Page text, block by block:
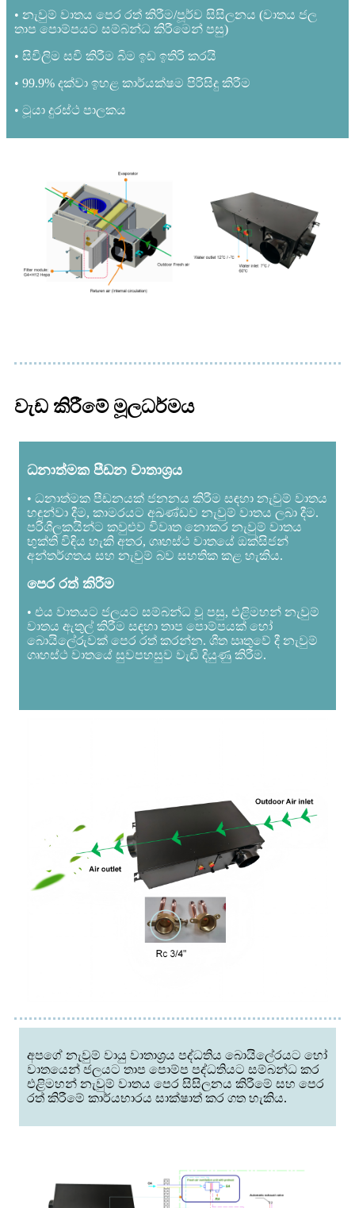
• නැවුම් වාතය පෙර රත් කිරීම/පූර්ව සිසිලනය (වාතය ජල
තාප පොම්පයට සම්බන්ධ කිරීමෙන් පසු)
• සිවිලිම සවි කිරීම බිම ඉඩ ඉතිරි කරයි
• 99.9% දක්වා ඉහළ කාර්යක්ෂම පිරිසිදු කිරීම
• ටූයා දුරස්ථ පාලකය
වැඩ කිරීමේ මූලධර්මය
ධනාත්මක පීඩන වාතාශ්‍රය
• ධනාත්මක පීඩනයක් ජනනය කිරීම සඳහා නැවුම් වාතය
හඳුන්වා දීම, කාමරයට අඛණ්ඩව නැවුම් වාතය ලබා දීම.
පරිශීලකයින්ට කවුළුව විවෘත නොකර නැවුම් වාතය
භුක්ති විඳිය හැකි අතර, ගෘහස්ථ වාතයේ ඔක්සිජන්
අන්තර්ගතය සහ නැවුම් බව සහතික කළ හැකිය.
පෙර රත් කිරීම
• එය වාතයට ජලයට සම්බන්ධ වූ පසු, එළිමහන් නැවුම්
වාතය ඇතුල් කිරීම සඳහා තාප පොම්පයක් හෝ
බොයිලේරුවක් පෙර රත් කරන්න. ශීත ඍතුවේ දී නැවුම්
ගෘහස්ථ වාතයේ සුවපහසුව වැඩි දියුණු කිරීම.
අපගේ නැවුම් වායු වාතාශ්‍රය පද්ධතිය බොයිලේරයට හෝ
වාතයෙන් ජලයට තාප පොම්ප පද්ධතියට සම්බන්ධ කර
එළිමහන් නැවුම් වාතය පෙර සිසිලනය කිරීමේ සහ පෙර
රත් කිරීමේ කාර්යභාරය සාක්ෂාත් කර ගත හැකිය.